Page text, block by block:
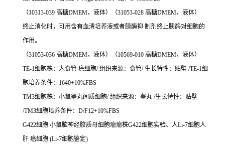
（10313-039 高糖DMEM，液体）（31053-028 高糖DMEM，液体）
终止消化时，可用含有血清培养液或者胰酶抑 制剂终止胰酶对细胞的
作用。
（31053-036 高糖DMEM，液体）（10569-010 高糖DMEM，液体）
TE-1细胞株：人食管 癌细胞/ 组织来源：食管/ 生长特性：贴壁 /TE-1细
胞培养条件：1640+10%FBS
TM3细胞株：小鼠睾丸间质细胞/ 组织来源：睾丸 /生长特性：贴壁
/TM3细胞培养条件：D/F12+10%FBS
G422细胞 小鼠脑神经胶质母细胞瘤瘤株G422细胞实验、人Li-7细胞人
肝 癌细胞 (Li-7细胞鉴定)